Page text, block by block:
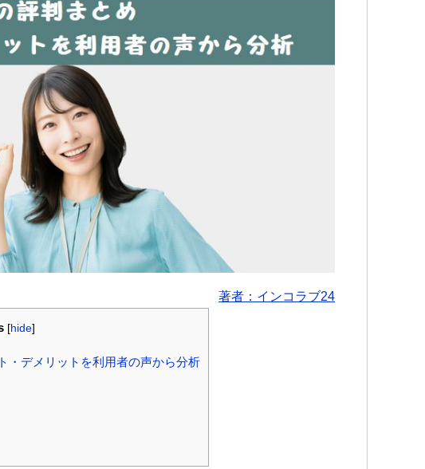
著者：インコラブ24
[hide]
・デメリットを利用者の声から分析